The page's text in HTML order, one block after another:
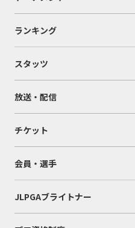
ランキング
スタッツ
放送・配信
チケット
会員・選手
JLPGAブライトナー